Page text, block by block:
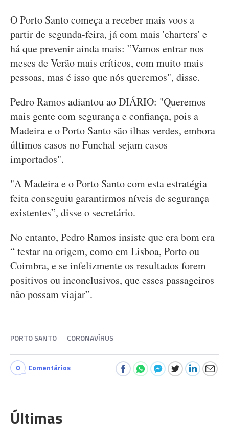
O Porto Santo começa a receber mais voos a
partir de segunda-feira, já com mais 'charters' e
há que prevenir ainda mais: ”Vamos entrar nos
meses de Verão mais críticos, com muito mais
pessoas, mas é isso que nós queremos", disse.
Pedro Ramos adiantou ao DIÁRIO: "Queremos
mais gente com segurança e confiança, pois a
Madeira e o Porto Santo são ilhas verdes, embora
últimos casos no Funchal sejam casos
importados".
"A Madeira e o Porto Santo com esta estratégia
feita conseguiu garantirmos níveis de segurança
existentes”, disse o secretário.
No entanto, Pedro Ramos insiste que era bom era
“ testar na origem, como em Lisboa, Porto ou
Coimbra, e se infelizmente os resultados forem
positivos ou inconclusivos, que esses passageiros
não possam viajar”.
PORTO SANTO CORONAVÍRUS
0 Comentários
Últimas